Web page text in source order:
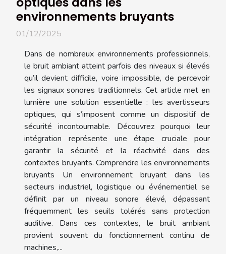
environnements bruyants
01/12/2025
Dans de nombreux environnements professionnels,
le bruit ambiant atteint parfois des niveaux si élevés
qu’il devient difficile, voire impossible, de percevoir
les signaux sonores traditionnels. Cet article met en
lumière une solution essentielle : les avertisseurs
optiques, qui s’imposent comme un dispositif de
sécurité incontournable. Découvrez pourquoi leur
intégration représente une étape cruciale pour
garantir la sécurité et la réactivité dans des
contextes bruyants. Comprendre les environnements
bruyants Un environnement bruyant dans les
secteurs industriel, logistique ou événementiel se
définit par un niveau sonore élevé, dépassant
fréquemment les seuils tolérés sans protection
auditive. Dans ces contextes, le bruit ambiant
provient souvent du fonctionnement continu de
machines,...